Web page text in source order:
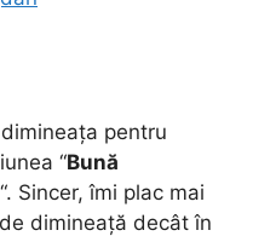
pentru
“Bună
“. Sincer, îmi plac mai
dimineață decât în